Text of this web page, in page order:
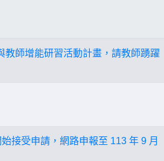
教師增能研習活動計畫，請教師踴躍
接受申請，網路申報至 113 年 9 月